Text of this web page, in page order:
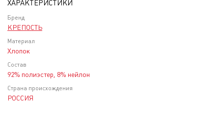
ХАРАКТЕРИСТИКИ
Бренд
КРЕПОСТЬ
Материал
Хлопок
Состав
92% полиэстер, 8% нейлон
Страна происхождения
РОССИЯ